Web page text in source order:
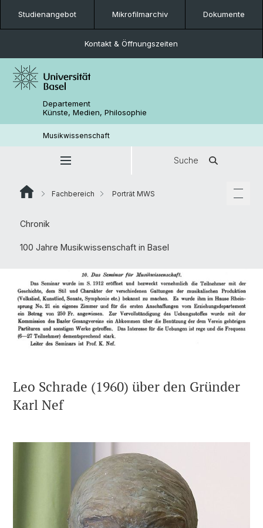
Studienangebot Mikrofilmarchiv Dokumente
Kontakt & Öffnungszeiten
Departement
Künste, Medien, Philosophie
Musikwissenschaft
Suche
Fachbereich Porträt MWS
Chronik
100 Jahre Musikwissenschaft in Basel
Leo Schrade (1960) über den Gründer
Karl Nef